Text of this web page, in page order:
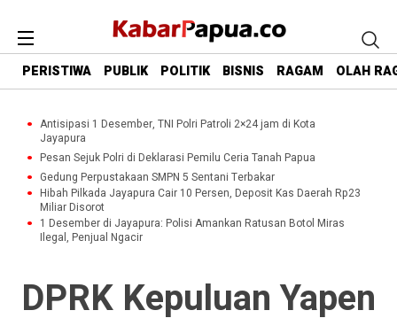
PERISTIWA PUBLIK POLITIK BISNIS RAGAM OLAH
Antisipasi 1 Desember, TNI Polri Patroli 2×24 jam di Kota
Jayapura
Pesan Sejuk Polri di Deklarasi Pemilu Ceria Tanah Papua
Gedung Perpustakaan SMPN 5 Sentani Terbakar
Hibah Pilkada Jayapura Cair 10 Persen, Deposit Kas Daerah Rp23
Miliar Disorot
1 Desember di Jayapura: Polisi Amankan Ratusan Botol Miras
Ilegal, Penjual Ngacir
DPRK Kepuluan Yapen